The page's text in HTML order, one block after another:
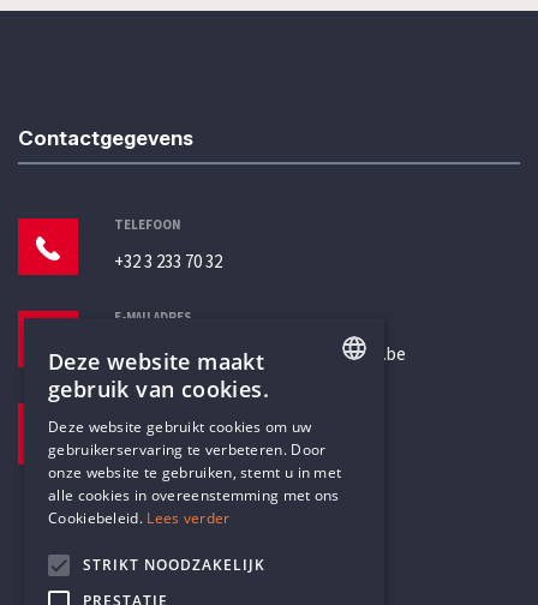
Contactgegevens
TELEFOON
+32 3 233 70 32
E-MAILADRES
secretariaat@humanistischverbond.be
Pottenbrug 4
Antwerpen, 2000
DUTCH
Deze website maakt
gebruik van cookies.
Deze website gebruikt cookies om uw
gebruikerservaring te verbeteren. Door
onze website te gebruiken, stemt u in met
alle cookies in overeenstemming met ons
Cookiebeleid. Lees verder
STRIKT NOODZAKELIJK
PRESTATIE